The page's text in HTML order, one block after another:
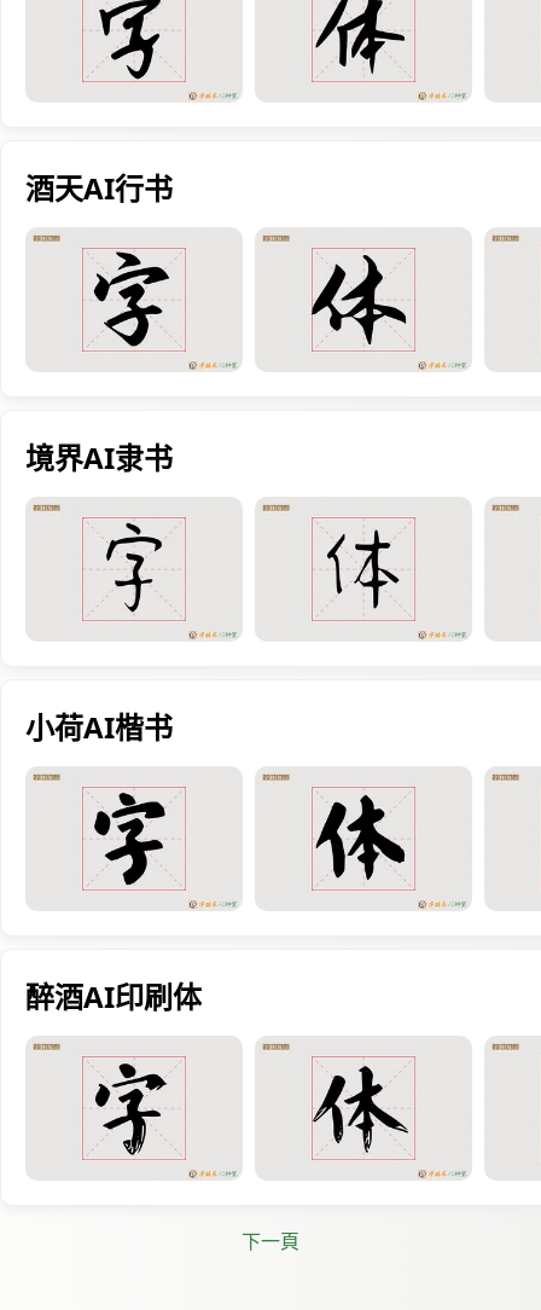
酒天AI行书
境界AI隶书
小荷AI楷书
醉酒AI印刷体
下一頁